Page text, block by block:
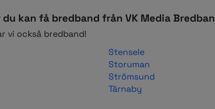
kan få bredband från VK Media
vi också bredband!
Stensele
Storuman
Strömsund
Tärnaby